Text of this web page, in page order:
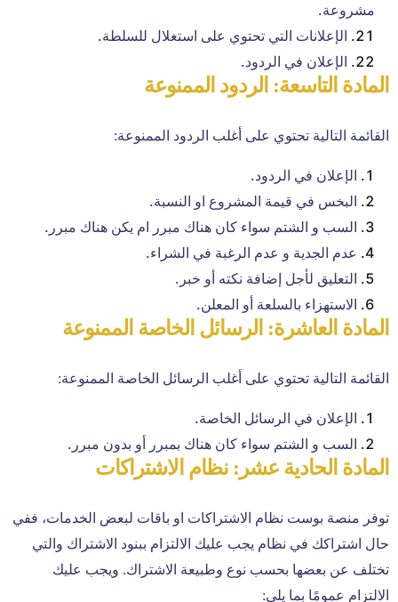
مشروعة.
الإعلانات التي تحتوي على استغلال للسلطة.
الإعلان في الردود.
المادة التاسعة: الردود الممنوعة
القائمة التالية تحتوي على أغلب الردود الممنوعة:
الإعلان في الردود.
البخس في قيمة المشروع او النسبة.
السب و الشتم سواء كان هناك مبرر ام يكن هناك مبرر.
عدم الجدية و عدم الرغبة في الشراء.
التعليق لأجل إضافة نكته أو خبر.
الاستهزاء بالسلعة أو المعلن.
المادة العاشرة: الرسائل الخاصة الممنوعة
القائمة التالية تحتوي على أغلب الرسائل الخاصة الممنوعة:
الإعلان في الرسائل الخاصة.
السب و الشتم سواء كان هناك بمبرر أو بدون مبرر.
المادة الحادية عشر: نظام الاشتراكات
توفر منصة بوست نظام الاشتراكات او باقات لبعض الخدمات، ففي
حال اشتراكك في نظام يجب عليك الالتزام ببنود الاشتراك والتي
تختلف عن بعضها بحسب نوع وطبيعة الاشتراك. ويجب عليك
الالتزام عمومًا بما يلي: